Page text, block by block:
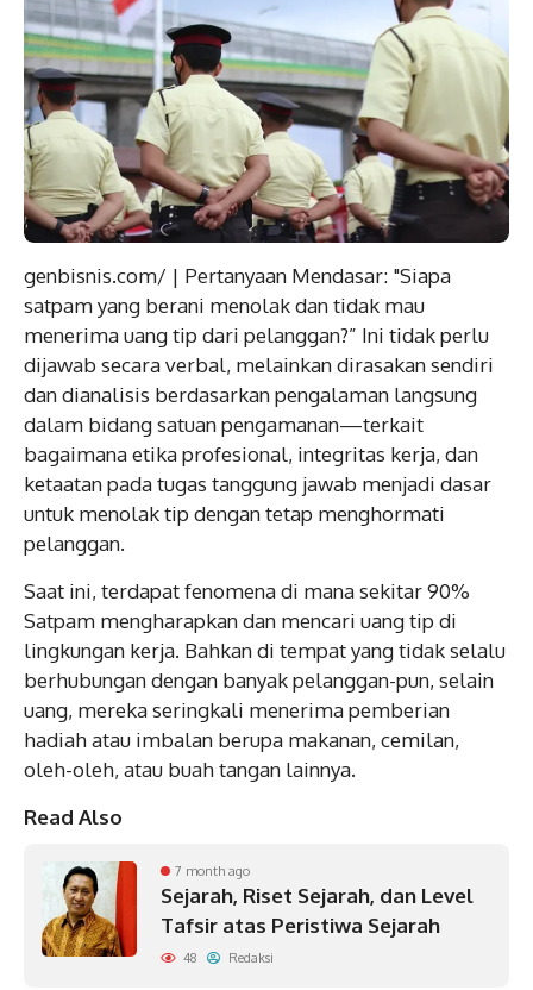
genbisnis.com/ | Pertanyaan Mendasar: "Siapa
satpamyang berani menolak dan tidak mau
menerima uang tip dari pelanggan?” Ini tidak perlu
dijawab secara verbal, melainkan dirasakan sendiri
dan dianalisis berdasarkan pengalaman langsung
dalam bidang satuan pengamanan—terkait
bagaimana etika profesional, integritas kerja, dan
ketaatan pada tugas tanggung jawab menjadi dasar
untuk menolak tip dengan tetap menghormati
pelanggan.
Saat ini, terdapat fenomena di mana sekitar 90%
Satpam mengharapkan dan mencari uang tip di
lingkungan kerja. Bahkan di tempat yang tidak selalu
berhubungan dengan banyak pelanggan-pun, selain
uang, mereka seringkali menerima pemberian
hadiah atau imbalan berupa makanan, cemilan,
oleh-oleh, atau buah tangan lainnya.
Read Also
7 month ago
Sejarah, Riset Sejarah, dan Level
Tafsir atas Peristiwa Sejarah
48 Redaksi